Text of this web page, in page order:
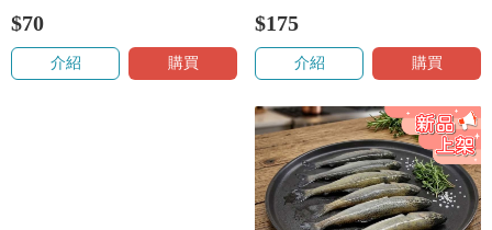
$70
介紹 購買
$175
介紹 購買